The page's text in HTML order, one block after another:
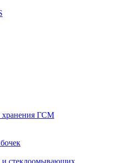
хранения ГСМ
и стеклоомывающих